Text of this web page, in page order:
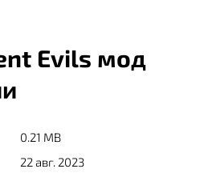
Evils мод
0.21 MB
22 авг. 2023